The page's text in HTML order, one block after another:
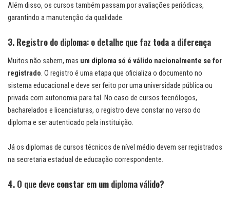
Além disso, os cursos também passam por avaliações periódicas,
garantindo a manutenção da qualidade.
3. Registro do diploma: o detalhe que faz toda a diferença
Muitos não sabem, mas um diploma só é válido nacionalmente se for
registrado. O registro é uma etapa que oficializa o documento no
sistema educacional e deve ser feito por uma universidade pública ou
privada com autonomia para tal. No caso de cursos tecnólogos,
bacharelados e licenciaturas, o registro deve constar no verso do
diploma e ser autenticado pela instituição.
Já os diplomas de cursos técnicos de nível médio devem ser registrados
na secretaria estadual de educação correspondente.
4. O que deve constar em um diploma válido?